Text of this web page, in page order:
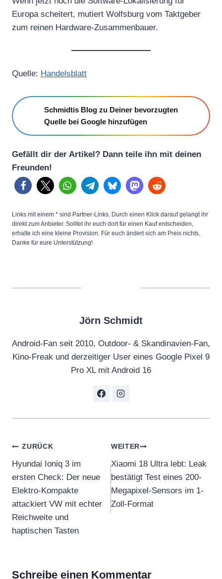
Europa scheitert, mutiert Wolfsburg vom Taktgeber
zum reinen Hardware-Zusammenbauer.
Quelle: Handelsblatt
Schmidtis Blog zu Deiner bevorzugten
Quelle bei Google hinzufügen
Gefällt dir der Artikel? Dann teile ihn mit deinen
Freunden!
Links mit einem * sind Partner-Links. Durch einen Klick darauf gelangt ihr
direkt zum Anbieter. Solltet ihr euch dort für einen Kauf entscheiden,
erhalte ich eine kleine Provision. Für euch ändert sich am Preis nichts.
Danke für eure Unterstützung!
Jörn Schmidt
Android-Fan seit 2010, Outdoor- & Skandinavien-Fan,
Kino-Freak und derzeitiger User eines Google Pixel 9
Pro XL mit Android 16
Beitragsnavigation
ZURÜCK
Hyundai Ioniq 3 im
ersten Check: Der neue
Elektro-Kompakte
attackiert VW mit echter
Reichweite und
haptischen Tasten
WEITER
Xiaomi 18 Ultra lebt: Leak
bestätigt Test eines 200-
Megapixel-Sensors im 1-
Zoll-Format
Schreibe einen Kommentar